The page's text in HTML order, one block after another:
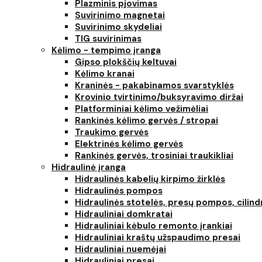
Plazminis pjovimas
Suvirinimo magnetai
Suvirinimo skydeliai
TIG suvirinimas
Kėlimo - tempimo įranga
Gipso plokščių keltuvai
Kėlimo kranai
Kraninės - pakabinamos svarstyklės
Krovinio tvirtinimo/buksyravimo diržai
Platforminiai kėlimo vežimėliai
Rankinės kėlimo gervės / stropai
Traukimo gervės
Elektrinės kėlimo gervės
Rankinės gervės, trosiniai traukikliai
Hidraulinė įranga
Hidraulinės kabelių kirpimo žirklės
Hidraulinės pompos
Hidraulinės stotelės, presų pompos,
Hidrauliniai domkratai
Hidrauliniai kėbulo remonto įrankiai
Hidrauliniai kraštų užspaudimo presai
Hidrauliniai nuemėjai